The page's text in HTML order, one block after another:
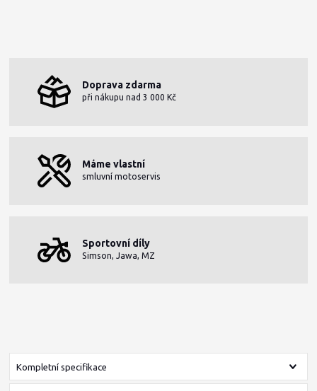
Doprava zdarma
při nákupu nad 3 000 Kč
Máme vlastní
smluvní motoservis
Sportovní díly
Simson, Jawa, MZ
Kompletní specifikace